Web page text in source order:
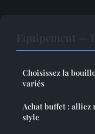
Choisissez la
variés
Achat buffet : alliez
style